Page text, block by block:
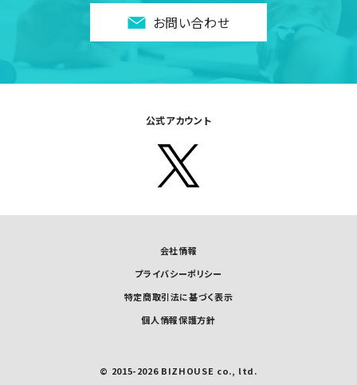
お問い合わせ
公式アカウント
会社情報
プライバシーポリシー
特定商取引法に基づく表示
個人情報保護方針
© 2015-2026 BIZHOUSE co., ltd.